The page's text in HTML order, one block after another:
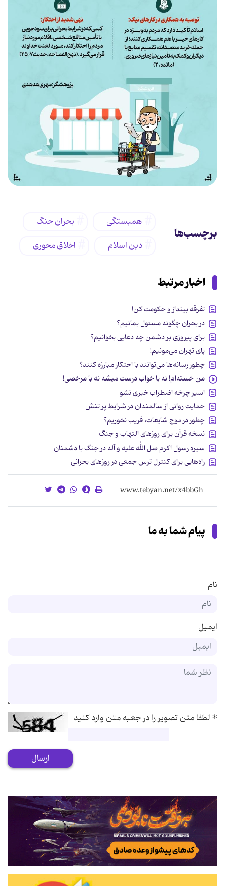
برچسب‌ها
همبستگی
بحران جنگ
دین اسلام
اخلاق محوری
اخبار مرتبط
تفرقه بینداز و حکومت کن!
در بحران چگونه مسئول بمانیم؟
برای پیروزی بر دشمن چه دعایی بخوانیم؟
پای تهران می‌مونیم!
چطور رسانه‌ها می‌توانند با احتکار مبارزه کنند؟
من خسته‌ام! نه با خواب درست میشه نه با مرخصی!
اسیر چرخه اضطراب خبری نشو
حمایت روانی از سالمندان در شرایط پر تنش
چطور در موج شایعات، فریب نخوریم؟
نسخه قرآن برای روزهای التهاب و جنگ
سیره رسول اکرم صل الله علیه و آله در جنگ با دشمنان
راه‌هایی برای کنترل ترس جمعی در روزهای بحرانی
پیام شما به ما
نام
ایمیل
*لطفا متن تصویر را در جعبه متن وارد کنید
ارسال